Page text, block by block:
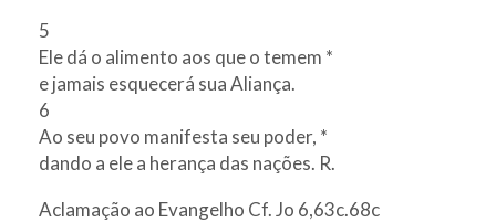
5
Ele dá o alimento aos que o temem *
e jamais esquecerá sua Aliança.
6
Ao seu povo manifesta seu poder, *
dando a ele a herança das nações. R.
Aclamação ao Evangelho Cf. Jo 6,63c.68c